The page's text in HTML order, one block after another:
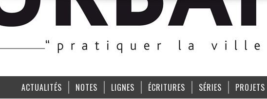
ACTUALITÉS NOTES LIGNES ÉCRITURES SÉRIES PROJETS